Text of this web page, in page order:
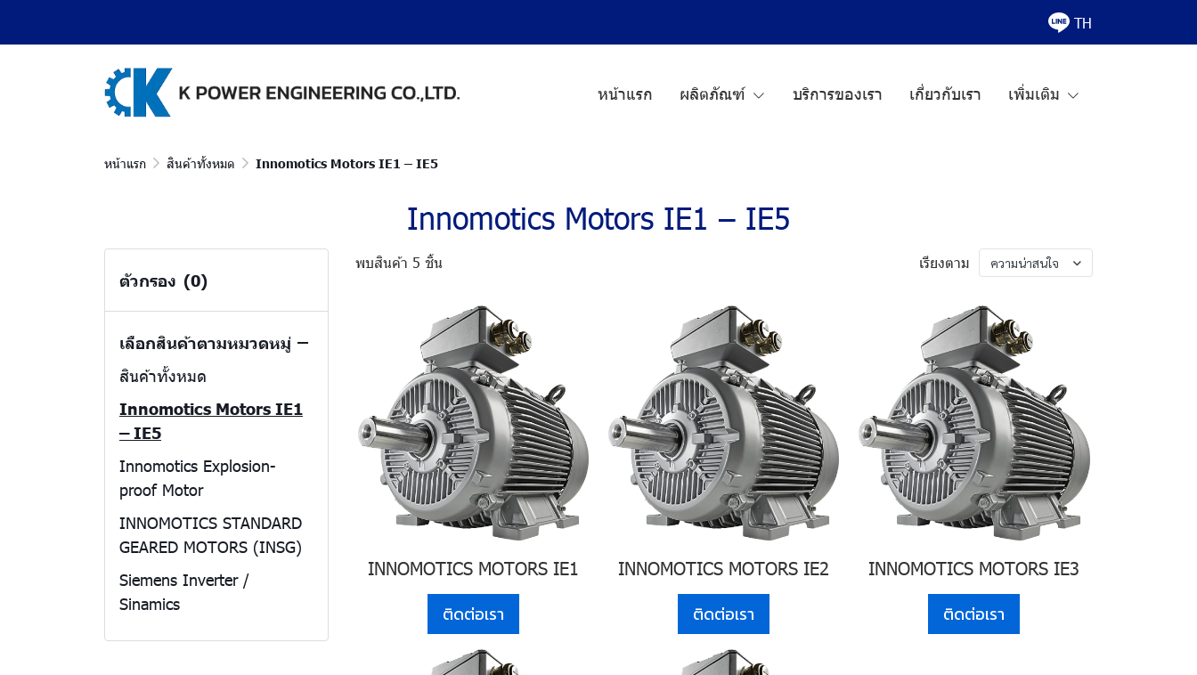
TH
หน้าแรก ผลิตภัณฑ์ บริการของเรา เกี่ยวกับเรา เพิ่มเติม
หน้าแรก สินค้าทั้งหมด Innomotics Motors IE1 – IE5
Innomotics Motors IE1 – IE5
ตัวกรอง (0)
เลือกสินค้าตามหมวดหมู่
สินค้าทั้งหมด
Innomotics Motors IE1
– IE5
Innomotics Explosion-
proof Motor
INNOMOTICS STANDARD
GEARED MOTORS (INSG)
Siemens Inverter /
Sinamics
Flender Coupling
พบสินค้า 5 ชิ้น เรียงตาม ความน่าสนใจ
INNOMOTICS MOTORS IE1
ติดต่อเรา
INNOMOTICS MOTORS IE2
ติดต่อเรา
INNOMOTICS MOTORS IE3
ติดต่อเรา